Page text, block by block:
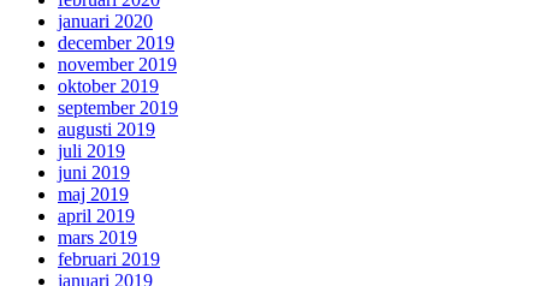
januari 2020
december 2019
november 2019
oktober 2019
september 2019
augusti 2019
juli 2019
juni 2019
maj 2019
april 2019
mars 2019
februari 2019
januari 2019